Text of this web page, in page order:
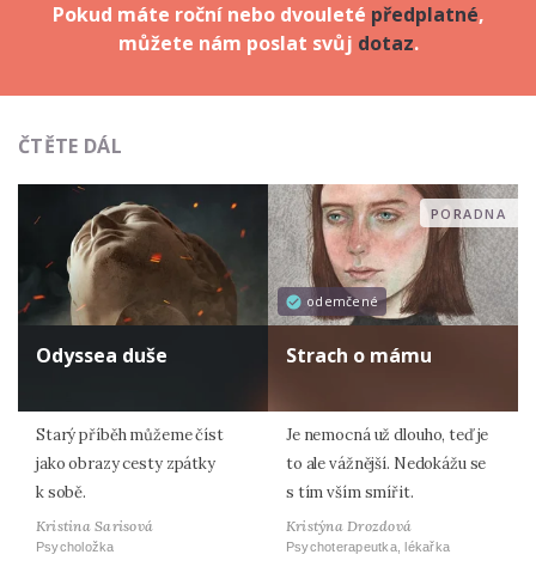
Pokud máte roční nebo dvouleté předplatné,
můžete nám poslat svůj dotaz.
ČTĚTE DÁL
Odyssea duše
Starý příběh můžeme číst
jako obrazy cesty zpátky
k sobě.
Kristina Sarisová
Psycholožka
odemčené
PORADNA
Strach o mámu
Je nemocná už dlouho, teď je
to ale vážnější. Nedokážu se
s tím vším smířit.
Kristýna Drozdová
Psychoterapeutka, lékařka